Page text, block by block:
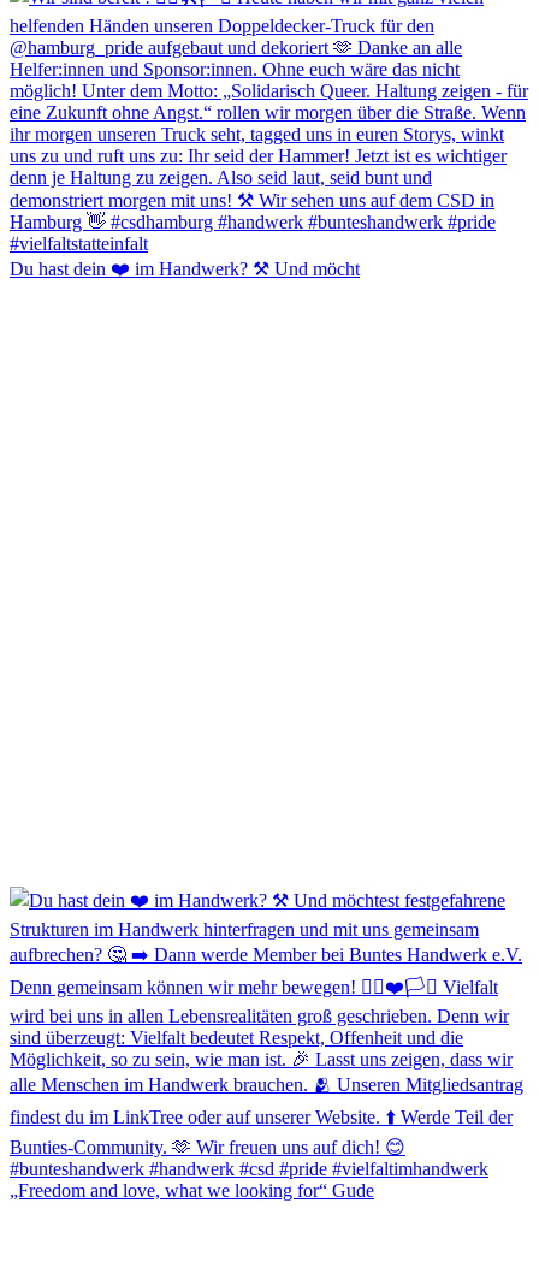
Du hast dein ❤️ im Handwerk? ⚒️ Und möcht
„Freedom and love, what we looking for“ Gude